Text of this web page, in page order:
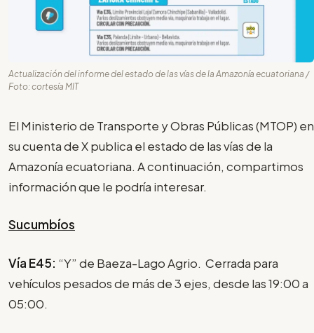
Actualización del informe del estado de las vías de la Amazonía ecuatoriana /
Foto: cortesía MIT
El Ministerio de Transporte y Obras Públicas (MTOP) en
su cuenta de X publica el estado de las vías de la
Amazonía ecuatoriana. A continuación, compartimos
información que le podría interesar.
Sucumbíos
Vía E45: “Y” de Baeza-Lago Agrio. Cerrada para
vehículos pesados de más de 3 ejes, desde las 19:00 a
05:00.